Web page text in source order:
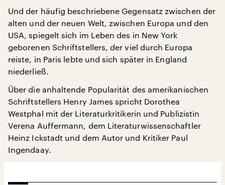
Und der häufig beschriebene Gegensatz zwischen der
alten und der neuen Welt, zwischen Europa und den
USA, spiegelt sich im Leben des in New York
geborenen Schriftstellers, der viel durch Europa
reiste, in Paris lebte und sich später in England
niederließ.
Über die anhaltende Popularität des amerikanischen
Schriftstellers Henry James spricht Dorothea
Westphal mit der Literaturkritikerin und Publizistin
Verena Auffermann, dem Literaturwissenschaftler
Heinz Ickstadt und dem Autor und Kritiker Paul
Ingendaay.